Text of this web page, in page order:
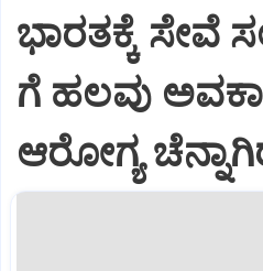
ಭಾರತಕ್ಕೆ ಸೇವೆ
ಗೆ ಹಲವು
ಆರೋಗ್ಯ